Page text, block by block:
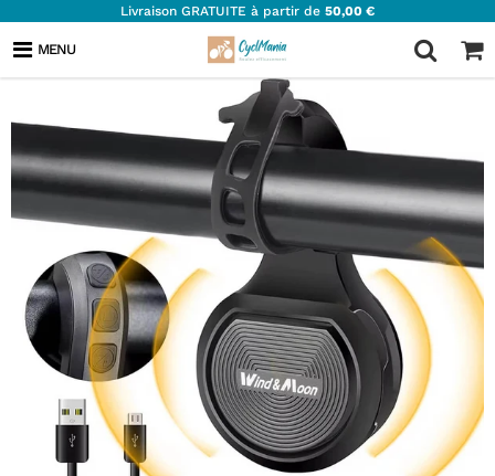
Livraison GRATUITE à partir de 50,00 €
MENU